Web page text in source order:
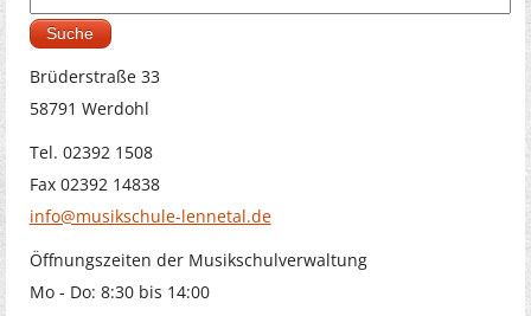
Suchformular
Brüderstraße 33
58791 Werdohl
Tel. 02392 1508
Fax 02392 14838
info@musikschule-lennetal.de
Öffnungszeiten der Musikschulverwaltung
Mo - Do: 8:30 bis 14:00